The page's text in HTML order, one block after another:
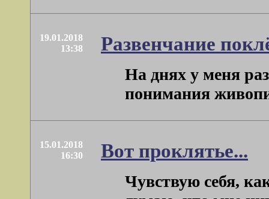
19.01.2018
13:38
Развенчание
На днях у меня
понимания
15.01.2018
16:30
Вот проклятье...
Чувствую себя,